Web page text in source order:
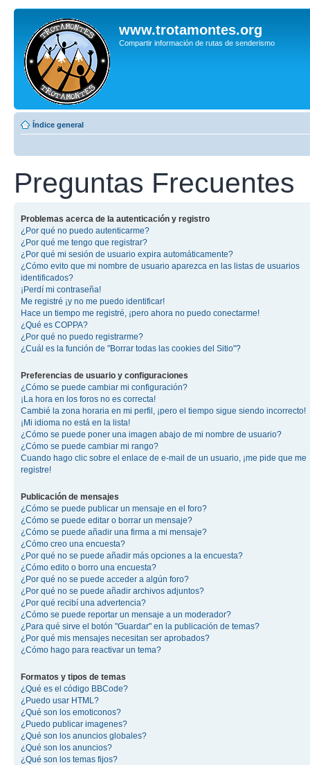
www.trotamontes.org
Compartir información de rutas de senderismo
Índice general
Preguntas Frecuentes
Problemas acerca de la autenticación y registro
¿Por qué no puedo autenticarme?
¿Por qué me tengo que registrar?
¿Por qué mi sesión de usuario expira automáticamente?
¿Cómo evito que mi nombre de usuario aparezca en las listas de usuarios
identificados?
¡Perdí mi contraseña!
Me registré ¡y no me puedo identificar!
Hace un tiempo me registré, ¡pero ahora no puedo conectarme!
¿Qué es COPPA?
¿Por qué no puedo registrarme?
¿Cuál es la función de "Borrar todas las cookies del Sitio"?
Preferencias de usuario y configuraciones
¿Cómo se puede cambiar mi configuración?
¡La hora en los foros no es correcta!
Cambié la zona horaria en mi perfil, ¡pero el tiempo sigue siendo incorrecto!
¡Mi idioma no está en la lista!
¿Cómo se puede poner una imagen abajo de mi nombre de usuario?
¿Cómo se puede cambiar mi rango?
Cuando hago clic sobre el enlace de e-mail de un usuario, ¡me pide que me
registre!
Publicación de mensajes
¿Cómo se puede publicar un mensaje en el foro?
¿Cómo se puede editar o borrar un mensaje?
¿Cómo se puede añadir una firma a mi mensaje?
¿Cómo creo una encuesta?
¿Por qué no se puede añadir más opciones a la encuesta?
¿Cómo edito o borro una encuesta?
¿Por qué no se puede acceder a algún foro?
¿Por qué no se puede añadir archivos adjuntos?
¿Por qué recibí una advertencia?
¿Cómo se puede reportar un mensaje a un moderador?
¿Para qué sirve el botón "Guardar" en la publicación de temas?
¿Por qué mis mensajes necesitan ser aprobados?
¿Cómo hago para reactivar un tema?
Formatos y tipos de temas
¿Qué es el código BBCode?
¿Puedo usar HTML?
¿Qué son los emoticonos?
¿Puedo publicar imagenes?
¿Qué son los anuncios globales?
¿Qué son los anuncios?
¿Qué son los temas fijos?